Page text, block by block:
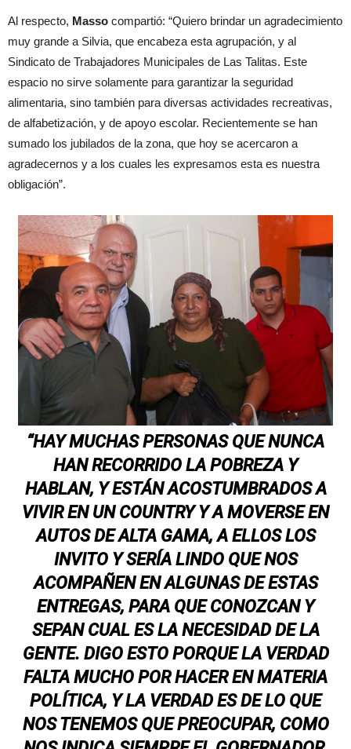
Al respecto, Masso compartió: “Quiero brindar un agradecimiento
muy grande a Silvia, que encabeza esta agrupación, y al
Sindicato de Trabajadores Municipales de Las Talitas. Este
espacio no sirve solamente para garantizar la seguridad
alimentaria, sino también para diversas actividades recreativas,
de alfabetización, y de apoyo escolar. Recientemente se han
sumado los jubilados de la zona, que hoy se acercaron a
agradecernos y a los cuales les expresamos esta es nuestra
obligación”.
“HAY MUCHAS PERSONAS QUE NUNCA
HAN RECORRIDO LA POBREZA Y
HABLAN, Y ESTÁN ACOSTUMBRADOS A
VIVIR EN UN COUNTRY Y A MOVERSE EN
AUTOS DE ALTA GAMA, A ELLOS LOS
INVITO Y SERÍA LINDO QUE NOS
ACOMPAÑEN EN ALGUNAS DE ESTAS
ENTREGAS, PARA QUE CONOZCAN Y
SEPAN CUAL ES LA NECESIDAD DE LA
GENTE. DIGO ESTO PORQUE LA VERDAD
FALTA MUCHO POR HACER EN MATERIA
POLÍTICA, Y LA VERDAD ES DE LO QUE
NOS TENEMOS QUE PREOCUPAR, COMO